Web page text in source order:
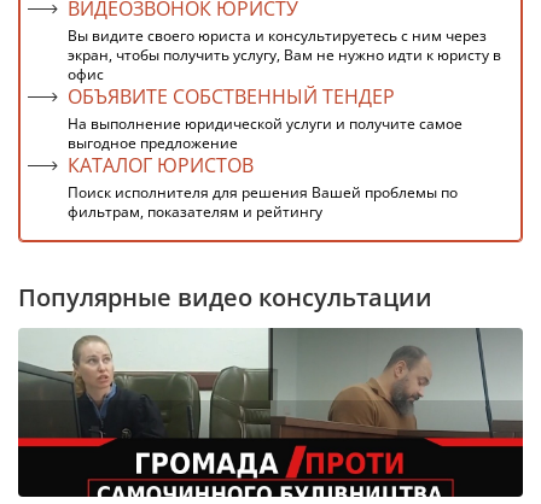
ВИДЕОЗВОНОК ЮРИСТУ
Вы видите своего юриста и консультируетесь с ним через
экран, чтобы получить услугу, Вам не нужно идти к юристу в
офис
ОБЪЯВИТЕ СОБСТВЕННЫЙ ТЕНДЕР
На выполнение юридической услуги и получите самое
выгодное предложение
КАТАЛОГ ЮРИСТОВ
Поиск исполнителя для решения Вашей проблемы по
фильтрам, показателям и рейтингу
Популярные видео консультации